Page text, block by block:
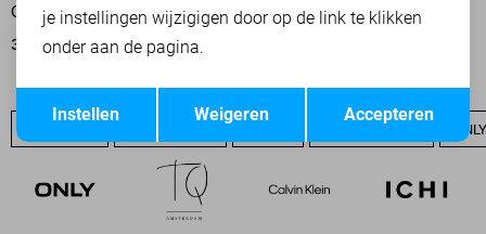
ONLY JEANS
35,00 49,99
ONLY JEANS
Terug Opslaan
je instellingen wijzigigen door op de link te klikken
onder aan de pagina.
Accepteren
Weigeren
Instellen